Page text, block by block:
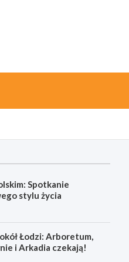
Spotkanie
stylu życia
Łodzi: Arboretum,
i Arkadia czekają!